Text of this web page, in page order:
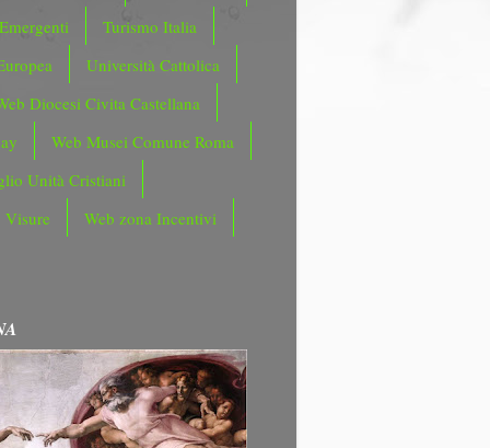
Turismo Italia
Università Cattolica
Diocesi Civita Castellana
Web Musei Comune Roma
Unità Cristiani
Visure
Web zona Incentivi